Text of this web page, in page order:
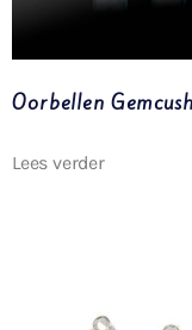
Oorbellen
Lees verder